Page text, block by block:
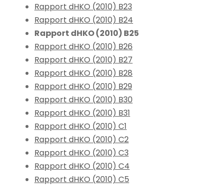
Rapport dHKO (2010) B23
Rapport dHKO (2010) B24
Rapport dHKO (2010) B25
Rapport dHKO (2010) B26
Rapport dHKO (2010) B27
Rapport dHKO (2010) B28
Rapport dHKO (2010) B29
Rapport dHKO (2010) B30
Rapport dHKO (2010) B31
Rapport dHKO (2010) C1
Rapport dHKO (2010) C2
Rapport dHKO (2010) C3
Rapport dHKO (2010) C4
Rapport dHKO (2010) C5